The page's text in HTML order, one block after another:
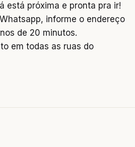
está próxima e pronta pra ir!
informe o endereço
de 20 minutos.
em todas as ruas do